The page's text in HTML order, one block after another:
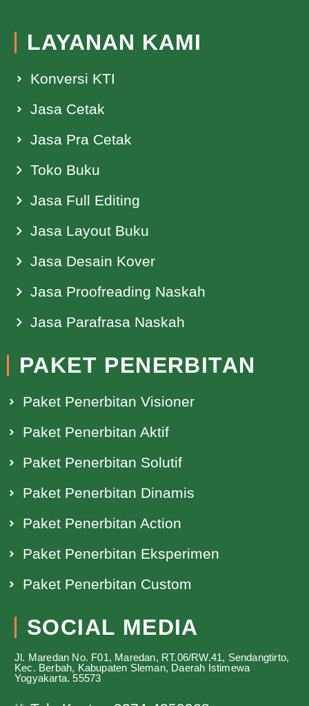
LAYANAN KAMI
Konversi KTI
Jasa Cetak
Jasa Pra Cetak
Toko Buku
Jasa Full Editing
Jasa Layout Buku
Jasa Desain Kover
Jasa Proofreading Naskah
Jasa Parafrasa Naskah
PAKET PENERBITAN
Paket Penerbitan Visioner
Paket Penerbitan Aktif
Paket Penerbitan Solutif
Paket Penerbitan Dinamis
Paket Penerbitan Action
Paket Penerbitan Eksperimen
Paket Penerbitan Custom
SOCIAL MEDIA
Jl. Maredan No. F01, Maredan, RT.06/RW.41, Sendangtirto,
Kec. Berbah, Kabupaten Sleman, Daerah Istimewa
Yogyakarta. 55573